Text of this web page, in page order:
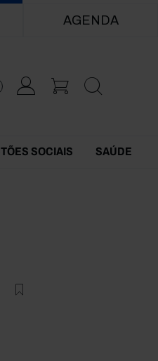
AGENDA
SOCIAIS SAÚDE